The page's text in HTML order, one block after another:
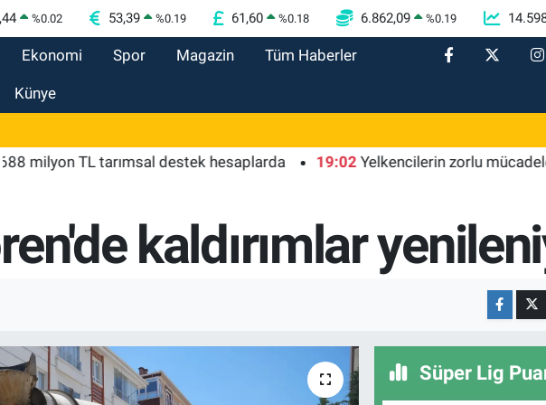
%0.02 53,39 %0.19 61,60 %0.18 6.862,09 %0.19
Ekonomi Spor Magazin Tüm Haberler
Künye
TL tarımsal destek hesaplarda 19:02 Yelkencilerin zorlu mücadelesi
kaldırımlar
Süper Lig